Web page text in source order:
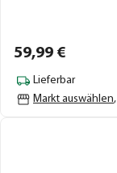
59,99 €
Lieferbar
Markt auswählen